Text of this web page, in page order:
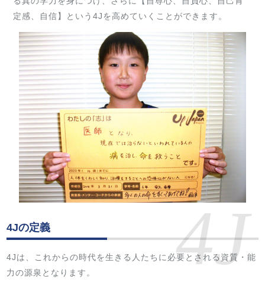
定感、自信】という4Jを高めていくことができます。
4Jの定義
4Jは、これからの時代を生きる人たちに必要とされる資質・能
力の源泉となります。
4J